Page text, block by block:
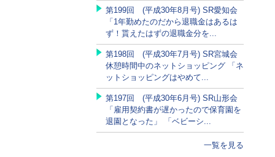
第199回 (平成30年8月号) SR愛知会
「1年勤めたのだから退職金はあるは
ず！貰えたはずの退職金分を...
第198回 (平成30年7月号) SR宮城会
休憩時間中のネットショッピング 「ネ
ットショッピングはやめて...
第197回 (平成30年6月号) SR山形会
「雇用契約書が遅かったので保育園を
退園となった」 「ベビーシ...
一覧を見る